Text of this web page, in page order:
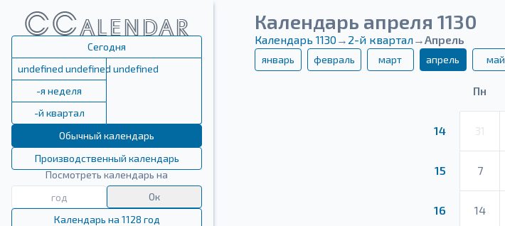
Сегодня
undefined undefined undefined
-я неделя
-й квартал
Обычный календарь
Производственный календарь
Посмотреть календарь на
Ок
Календарь на 1128 год
Календарь апреля 1130
Календарь 1130→ 2-й квартал→Апрель
январь февраль март апрель май
Пн
14 31
15 7
16 14